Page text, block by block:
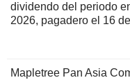
dividendo del periodo
2026, pagadero el 16
Mapletree Pan Asia